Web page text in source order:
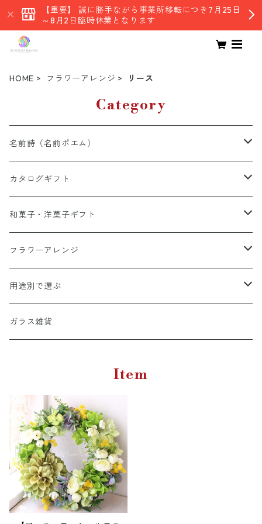
【重要】 誠に勝手ながら事業所移転につき7月25日
～8月2日臨時休業となります
HOME フラワーアレンジ リース
Category
名前詩（名前ポエム）
有料オプション(額・詩・他）
名前詩追加オプション
和風デザイン
パステル背景
A4彩シリーズ
命名書
店舗・企業お祝い用
ガラスフレーム（ガラス細工額）
檜（ひのき）国産天然木
写真入り(L判-2Lサイズ対応）
カタログギフト
総合カタログ
グルメカタログ
出産祝い専用カタログ
カタログ＋スイーツ
法要・御供
〜5000円
5001円〜10000円
10001円〜15000円
和菓子・洋菓子ギフト
栗スイーツ
桃スイーツ
バームクーヘン
フラワーアレンジ
和風アレンジ
洋風アレンジ
リース
仏花
用途別で選ぶ
結婚祝い・記念日
開店・開業・周年祝い
出産祝い・命名
お祝い・内祝
新築祝い
ガラス雑貨
Item